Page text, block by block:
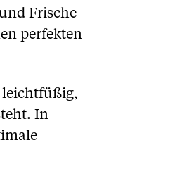
Frische
perfekten
leichtfüßig,
In